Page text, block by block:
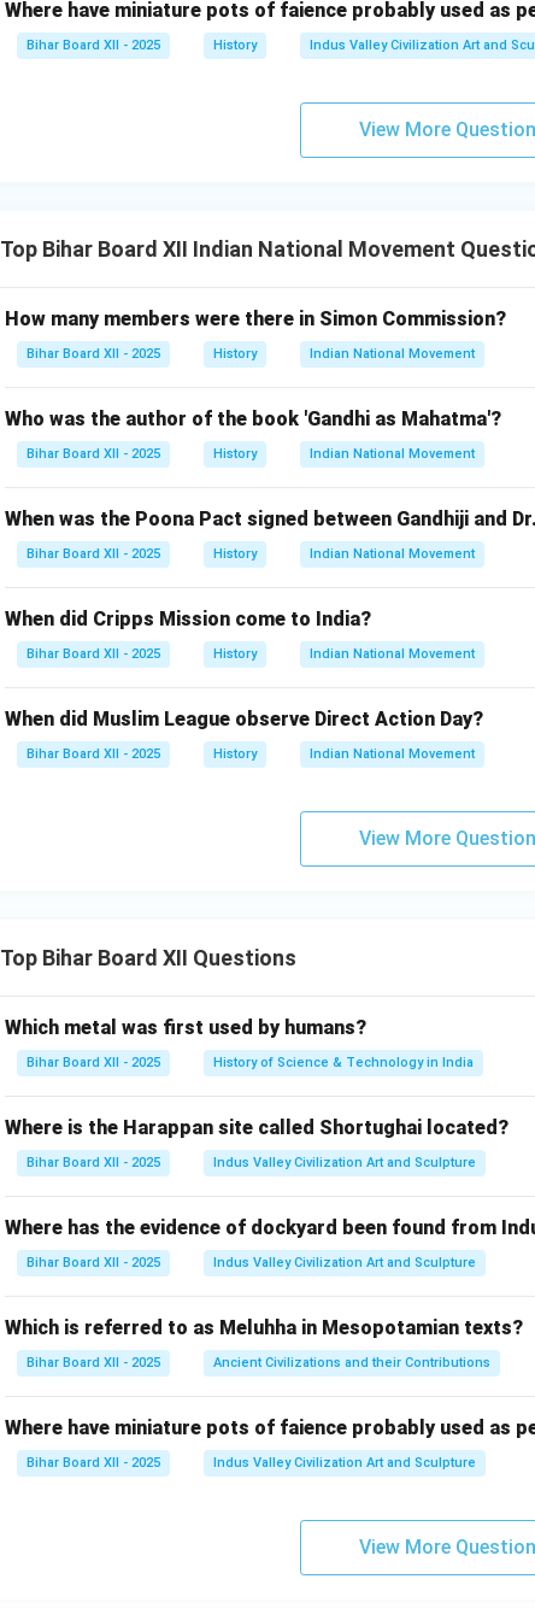
Download Solution in PDF
Where have miniature pots of faience probably used as
Bihar Board XII - 2025 History Indus Valley Civilization Art and
View More
Top Bihar Board XII Indian National Movement
How many members were there in Simon Commission?
Bihar Board XII - 2025 History Indian National Movement
Who was the author of the book 'Gandhi as Mahatma'?
Bihar Board XII - 2025 History Indian National Movement
When was the Poona Pact signed between Gandhiji and
Bihar Board XII - 2025 History Indian National Movement
When did Cripps Mission come to India?
Bihar Board XII - 2025 History Indian National Movement
When did Muslim League observe Direct Action Day?
Bihar Board XII - 2025 History Indian National Movement
View More
Top Bihar Board XII Questions
Which metal was first used by humans?
Bihar Board XII - 2025 History of Science & Technology in India
Where is the Harappan site called Shortughai located?
Bihar Board XII - 2025 Indus Valley Civilization Art and Sculpture
Where has the evidence of dockyard been found from
Bihar Board XII - 2025 Indus Valley Civilization Art and Sculpture
Which is referred to as Meluhha in Mesopotamian texts?
Bihar Board XII - 2025 Ancient Civilizations and their Contributions
Where have miniature pots of faience probably used as
Bihar Board XII - 2025 Indus Valley Civilization Art and Sculpture
View More